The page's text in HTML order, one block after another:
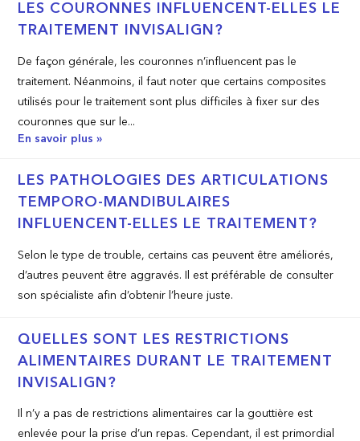
LES COURONNES INFLUENCENT-ELLES LE
TRAITEMENT INVISALIGN?
De façon générale, les couronnes n’influencent pas le
traitement. Néanmoins, il faut noter que certains composites
utilisés pour le traitement sont plus difficiles à fixer sur des
couronnes que sur le...
En savoir plus »
LES PATHOLOGIES DES ARTICULATIONS
TEMPORO-MANDIBULAIRES
INFLUENCENT-ELLES LE TRAITEMENT?
Selon le type de trouble, certains cas peuvent être améliorés,
d’autres peuvent être aggravés. Il est préférable de consulter
son spécialiste afin d’obtenir l’heure juste.
QUELLES SONT LES RESTRICTIONS
ALIMENTAIRES DURANT LE TRAITEMENT
INVISALIGN?
Il n’y a pas de restrictions alimentaires car la gouttière est
enlevée pour la prise d’un repas. Cependant, il est primordial